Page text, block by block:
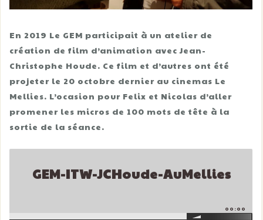
En 2019 Le GEM participait à un atelier de
création de film d’animation avec Jean-
Christophe Houde. Ce film et d’autres ont été
projeter le 20 octobre dernier au cinemas Le
Mellies. L’ocasion pour Felix et Nicolas d’aller
promener les micros de 100 mots de tête à la
sortie de la séance.
GEM-ITW-JCHoude-AuMellies
00:00